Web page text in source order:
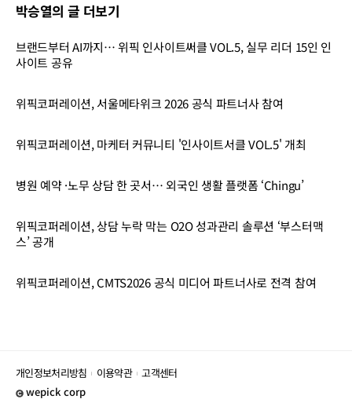
박승열의 글 더보기
브랜드부터 AI까지… 위픽 인사이트써클 VOL.5, 실무 리더 15인 인
사이트 공유
위픽코퍼레이션, 서울메타위크 2026 공식 파트너사 참여
위픽코퍼레이션, 마케터 커뮤니티 '인사이트서클 VOL.5' 개최
병원 예약 ·노무 상담 한 곳서… 외국인 생활 플랫폼 ‘Chingu’
위픽코퍼레이션, 상담 누락 막는 O2O 성과관리 솔루션 ‘부스터맥
스’ 공개
위픽코퍼레이션, CMTS2026 공식 미디어 파트너사로 전격 참여
개인정보처리방침 이용약관
고객센터
wepick corp